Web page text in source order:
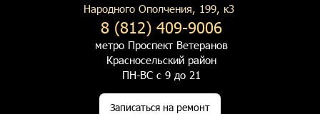
Народного Ополчения, 199, к3
8 (812) 409-9006
метро Проспект Ветеранов
Красносельский район
ПН-ВС с 9 до 21
Записаться на ремонт